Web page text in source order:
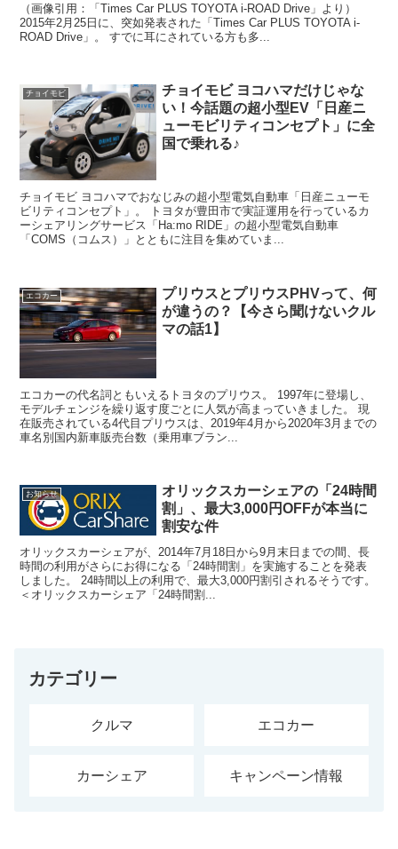
（画像引用：「Times Car PLUS TOYOTA i-ROAD Drive」より）
2015年2月25日に、突如発表された「Times Car PLUS TOYOTA i-
ROAD Drive」。 すでに耳にされている方も多...
チョイモビ
チョイモビ ヨコハマだけじゃな
い！今話題の超小型EV「日産ニ
ューモビリティコンセプト」に全
国で乗れる♪
チョイモビ ヨコハマでおなじみの超小型電気自動車「日産ニューモ
ビリティコンセプト」。 トヨタが豊田市で実証運用を行っているカ
ーシェアリングサービス「Ha:mo RIDE」の超小型電気自動車
「COMS（コムス）」とともに注目を集めていま...
エコカー
プリウスとプリウスPHVって、何
が違うの？【今さら聞けないクル
マの話1】
エコカーの代名詞ともいえるトヨタのプリウス。 1997年に登場し、
モデルチェンジを繰り返す度ごとに人気が高まっていきました。 現
在販売されている4代目プリウスは、2019年4月から2020年3月までの
車名別国内新車販売台数（乗用車ブラン...
お知らせ
オリックスカーシェアの「24時間
割」、最大3,000円OFFが本当に
割安な件
オリックスカーシェアが、2014年7月18日から9月末日までの間、長
時間の利用がさらにお得になる「24時間割」を実施することを発表
しました。 24時間以上の利用で、最大3,000円割引されるそうです。
＜オリックスカーシェア「24時間割...
カテゴリー
クルマ エコカー
カーシェア キャンペーン情報